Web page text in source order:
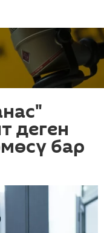
деген
бар